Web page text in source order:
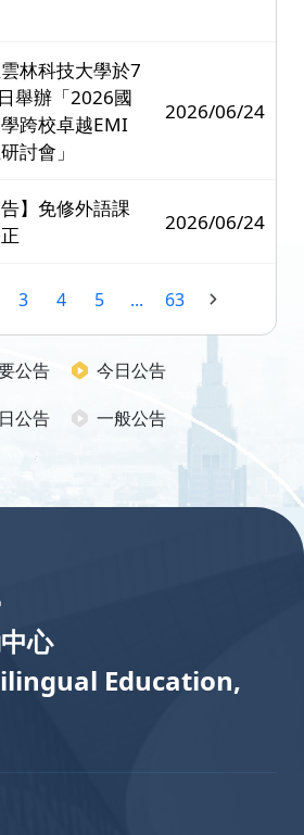
雲林科技大學於7
舉辦「2026國
跨校卓越EMI
討會」
2026/06/24
】免修外語課
2026/06/24
3 4 5 ... 63
公告
今日公告
公告
一般公告
心
Education,